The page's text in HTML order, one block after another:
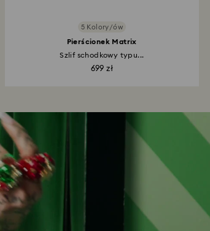
5 Kolory/ów
Pierścionek Matrix
Szlif schodkowy typu...
699 zł